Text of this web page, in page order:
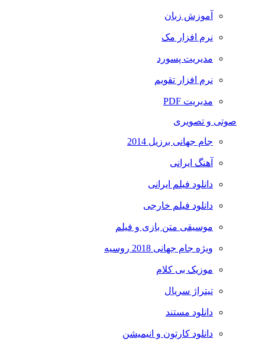
آموزش زبان
نرم افزار مک
مدیریت پسورد
نرم افزار تقویم
مدیریت PDF
صوتی و تصویری
جام جهانی برزیل 2014
آهنگ ایرانی
دانلود فیلم ایرانی
دانلود فیلم خارجی
موسیقی متن بازی و فیلم
ویژه جام جهانی 2018 روسیه
موزیک بی کلام
تیتراژ سریال
دانلود مستند
دانلود کارتون و انیمیشن